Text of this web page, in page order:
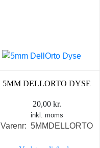
5MM DELLORTO DYSE
20,00 kr.
inkl. moms
Varenr: 5MMDELLORTO